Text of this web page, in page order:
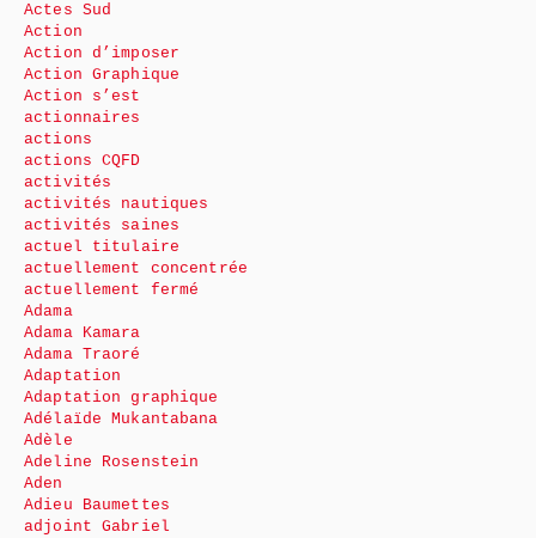
Actes Sud
Action
Action d’imposer
Action Graphique
Action s’est
actionnaires
actions
actions CQFD
activités
activités nautiques
activités saines
actuel titulaire
actuellement concentrée
actuellement fermé
Adama
Adama Kamara
Adama Traoré
Adaptation
Adaptation graphique
Adélaïde Mukantabana
Adèle
Adeline Rosenstein
Aden
Adieu Baumettes
adjoint Gabriel